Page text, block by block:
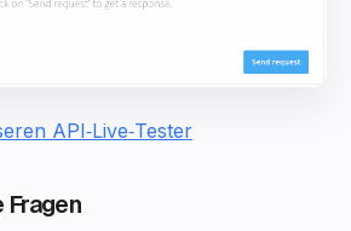
API‑Live‑Tester